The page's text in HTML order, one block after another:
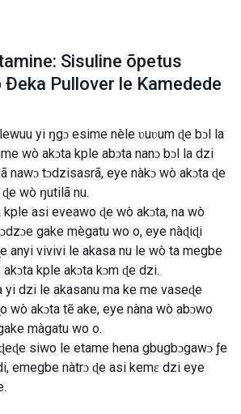
Sisuline õpetus
Ðeka Pullover le Kamedede
yi ŋgɔ esime nèle ʋuʋum ɖe bɔl la
wò akɔta kple abɔta nanɔ bɔl la dzi
nawɔ tɔdzisasrã, eye nàkɔ wò akɔta ɖe
wò ŋutilã nu.
asi eveawo ɖe wò akɔta, na wò
gake mègatu wo o, eye nàɖiɖi
anyi vivivi le akasa nu le wò ta megbe
kple akɔta kɔm ɖe dzi.
yi dzi le akasanu ma ke me vaseɖe
wò akɔta tẽ ake, eye nàna wò abɔwo
màgatu wo o.
siwo le etame hena gbugbɔgawɔ ƒe
emegbe nàtrɔ ɖe asi kemɛ dzi eye